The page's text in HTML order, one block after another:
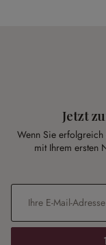
Jetzt
Wenn Sie erfolgreich
mit Ihrem ersten
E-Mail-Adresse